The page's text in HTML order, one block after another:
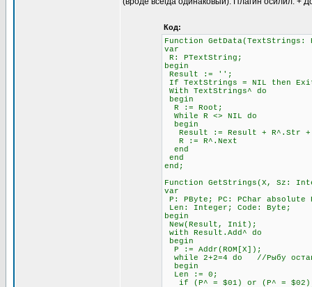
Код:
Function
var
R: PTextString;
begin
Result := '';
If TextStrings = NIL then
With TextStrings^ do
begin
R := Root;
While R <> NIL do
begin
Result := Result + R^.Str +
R := R^.Next
end
end
end;
Function GetStrings(X, Sz:
var
P: PByte; PC: PChar absolute
Len: Integer; Code: Byte;
begin
New(Result, Init);
with Result.Add^ do
begin
P := Addr(ROM[X]);
while 2+2=4 do //Рыбу
begin
Len := 0;
if (P^ = $01) or (P^ = $02)